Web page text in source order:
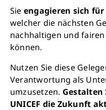
Sie engagieren sich für
welcher die nächsten
nachhaltigen und
können.
Nutzen Sie diese
Verantwortung als
umzusetzen. Gestalten
UNICEF die Zukunft